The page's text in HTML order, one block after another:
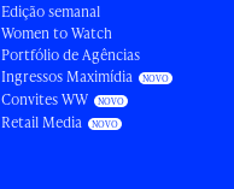
Edição semanal
Women to Watch
Portfólio de Agências
Ingressos Maximídia
Convites WW
Retail Media